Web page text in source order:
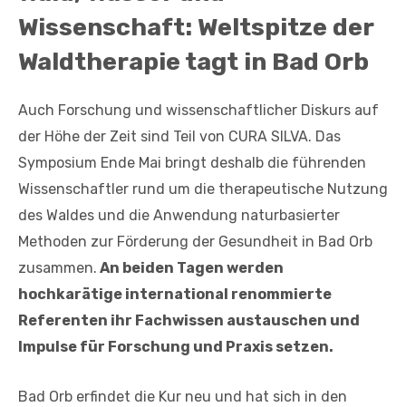
Wissenschaft: Weltspitze der
Waldtherapie tagt in Bad Orb
Auch Forschung und wissenschaftlicher Diskurs auf
der Höhe der Zeit sind Teil von CURA SILVA. Das
Symposium Ende Mai bringt deshalb die führenden
Wissenschaftler rund um die therapeutische Nutzung
des Waldes und die Anwendung naturbasierter
Methoden zur Förderung der Gesundheit in Bad Orb
zusammen. An beiden Tagen werden
hochkarätige international renommierte
Referenten ihr Fachwissen austauschen und
Impulse für Forschung und Praxis setzen.
Bad Orb erfindet die Kur neu und hat sich in den